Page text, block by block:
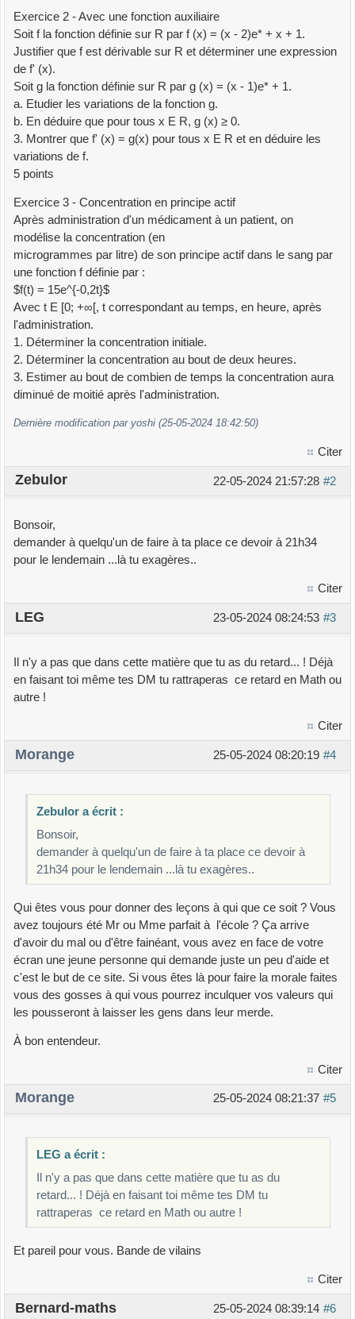
Exercice 2 - Avec une fonction auxiliaire
Soit f la fonction définie sur R par f (x) = (x - 2)e* + x + 1.
Justifier que f est dérivable sur R et déterminer une expression
de f' (x).
Soit g la fonction définie sur R par g (x) = (x - 1)e* + 1.
a. Etudier les variations de la fonction g.
b. En déduire que pour tous x E R, g (x) ≥ 0.
3. Montrer que f' (x) = g(x) pour tous x E R et en déduire les
variations de f.
5 points
Exercice 3 - Concentration en principe actif
Après administration d'un médicament à un patient, on
modélise la concentration (en
microgrammes par litre) de son principe actif dans le sang par
une fonction f définie par :
$f(t) = 15e^{-0,2t}$
Avec t E [0; +∞[, t correspondant au temps, en heure, après
l'administration.
1. Déterminer la concentration initiale.
2. Déterminer la concentration au bout de deux heures.
3. Estimer au bout de combien de temps la concentration aura
diminué de moitié après l'administration.
Dernière modification par yoshi (25-05-2024 18:42:50)
Citer
#2
22-05-2024 21:57:28
Zebulor
Bonsoir,
demander à quelqu'un de faire à ta place ce devoir à 21h34
pour le lendemain ...là tu exagères..
Citer
#3
23-05-2024 08:24:53
LEG
Il n'y a pas que dans cette matière que tu as du retard... ! Déjà
en faisant toi même tes DM tu rattraperas ce retard en Math ou
autre !
Citer
#4
25-05-2024 08:20:19
Morange
Zebulor a écrit :
Bonsoir,
demander à quelqu'un de faire à ta place ce devoir à
21h34 pour le lendemain ...là tu exagères..
Qui êtes vous pour donner des leçons à qui que ce soit ? Vous
avez toujours été Mr ou Mme parfait à l'école ? Ça arrive
d'avoir du mal ou d'être fainéant, vous avez en face de votre
écran une jeune personne qui demande juste un peu d'aide et
c'est le but de ce site. Si vous êtes là pour faire la morale faites
vous des gosses à qui vous pourrez inculquer vos valeurs qui
les pousseront à laisser les gens dans leur merde.
À bon entendeur.
Citer
#5
25-05-2024 08:21:37
Morange
LEG a écrit :
Il n'y a pas que dans cette matière que tu as du
retard... ! Déjà en faisant toi même tes DM tu
rattraperas ce retard en Math ou autre !
Et pareil pour vous. Bande de vilains
Citer
#6
25-05-2024 08:39:14
Bernard-maths